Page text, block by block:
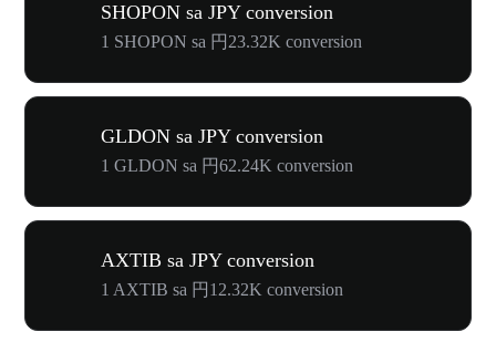
SHOPON sa JPY conversion
1 SHOPON sa 円23.32K conversion
GLDON sa JPY conversion
1 GLDON sa 円62.24K conversion
AXTIB sa JPY conversion
1 AXTIB sa 円12.32K conversion